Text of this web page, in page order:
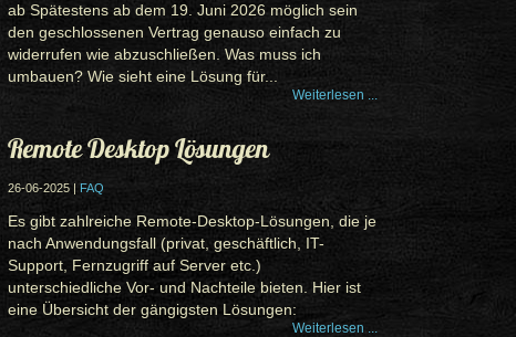
ab Spätestens ab dem 19. Juni 2026 möglich sein
den geschlossenen Vertrag genauso einfach zu
widerrufen wie abzuschließen. Was muss ich
umbauen? Wie sieht eine Lösung für...
Weiterlesen ...
Remote Desktop Lösungen
26-06-2025 | FAQ
Es gibt zahlreiche Remote-Desktop-Lösungen, die je
nach Anwendungsfall (privat, geschäftlich, IT-
Support, Fernzugriff auf Server etc.)
unterschiedliche Vor- und Nachteile bieten. Hier ist
eine Übersicht der gängigsten Lösungen:
Weiterlesen ...